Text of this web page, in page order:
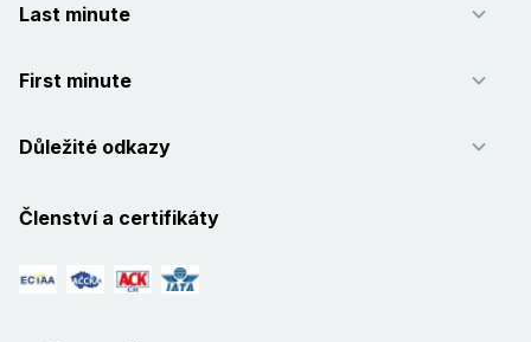
Last minute
First minute
Důležité odkazy
Členství a certifikáty